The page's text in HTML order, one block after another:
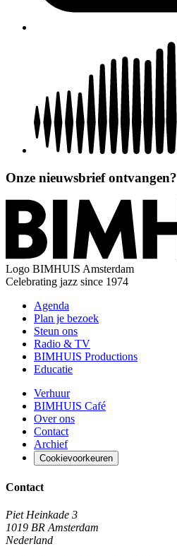
Onze nieuwsbrief ontvangen?
Logo BIMHUIS Amsterdam
Celebrating jazz since 1974
Agenda
Plan je bezoek
Steun ons
Radio & TV
BIMHUIS Productions
Educatie
Verhuur
BIMHUIS Café
Over ons
Contact
Archief
Cookievoorkeuren
Contact
Piet Heinkade 3
1019 BR Amsterdam
Nederland